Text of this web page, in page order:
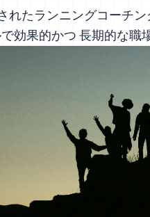
れたランニングコーチ
効果的かつ 長期的な職